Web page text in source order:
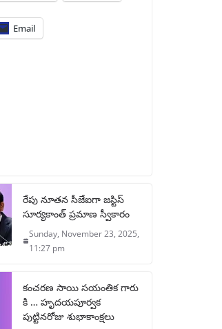
Email
రేపు నూతన సీజేఐగా జస్టిస్
సూర్యకాంత్ ప్రమాణ స్వీకారం
Sunday, November 23, 2025,
11:27 pm
కంచరణ సాయి సయంతిక గారు
కి … హృదయపూర్వక
పుట్టినరోజు శుభాకాంక్షలు